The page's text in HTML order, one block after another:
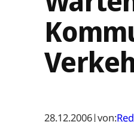
28.12.2006|von: